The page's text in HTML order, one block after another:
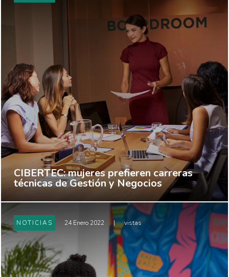
CIBERTEC: mujeres prefieren carreras
técnicas de Gestión y Negocios
NOTICIAS 24 Enero 2022 | vistas